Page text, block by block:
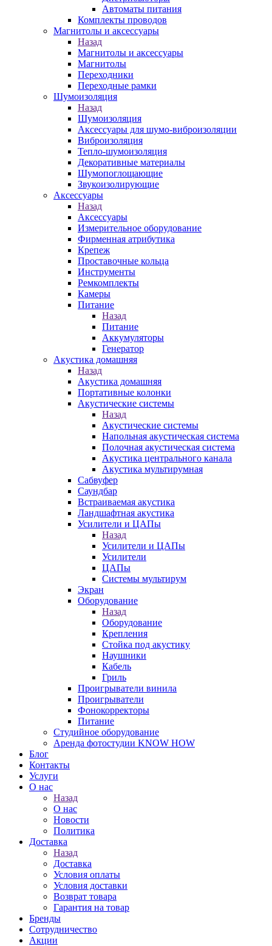
Автоматы питания
Комплекты проводов
Магнитолы и аксессуары
Назад
Магнитолы и аксессуары
Магнитолы
Переходники
Переходные рамки
Шумоизоляция
Назад
Шумоизоляция
Аксессуары для шумо-виброизоляции
Виброизоляция
Тепло-шумоизоляция
Декоративные материалы
Шумопоглощающие
Звукоизолирующие
Аксессуары
Назад
Аксессуары
Измерительное оборудование
Фирменная атрибутика
Крепеж
Проставочные кольца
Инструменты
Ремкомплекты
Камеры
Питание
Назад
Питание
Аккумуляторы
Генератор
Акустика домашняя
Назад
Акустика домашняя
Портативные колонки
Акустические системы
Назад
Акустические системы
Напольная акустическая система
Полочная акустическая система
Акустика центрального канала
Акустика мультирумная
Сабвуфер
Саундбар
Встраиваемая акустика
Ландшафтная акустика
Усилители и ЦАПы
Назад
Усилители и ЦАПы
Усилители
ЦАПы
Системы мультирум
Экран
Оборудование
Назад
Оборудование
Крепления
Стойка под акустику
Наушники
Кабель
Гриль
Проигрыватели винила
Проигрыватели
Фонокорректоры
Питание
Студийное оборудование
Аренда фотостудии KNOW HOW
Блог
Контакты
Услуги
О нас
Назад
О нас
Новости
Политика
Доставка
Назад
Доставка
Условия оплаты
Условия доставки
Возврат товара
Гарантия на товар
Бренды
Сотрудничество
Акции